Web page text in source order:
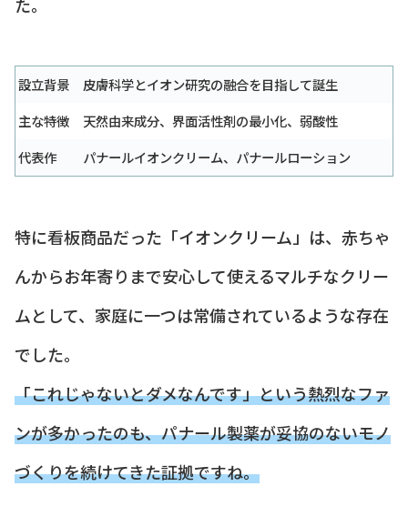
設立背景
皮膚科学とイオン研究の融合を目指して誕生
主な特徴
天然由来成分、界面活性剤の最小化、弱酸性
代表作
パナールイオンクリーム、パナールローション
特に看板商品だった「イオンクリーム」は、赤ちゃ
んからお年寄りまで安心して使えるマルチなクリー
ムとして、家庭に一つは常備されているような存在
でした。
「これじゃないとダメなんです」という熱烈なファ
ンが多かったのも、パナール製薬が妥協のないモノ
づくりを続けてきた証拠ですね。